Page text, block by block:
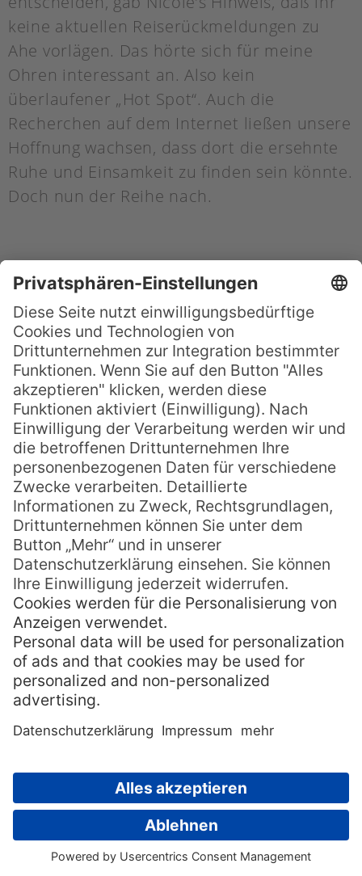
keine aktuellen Reiserückmeldungen zu
Ahe vorlägen. Das hörte sich für meine
Ohren interessant an. Also kein
überlaufener „Hot Spot“. Auch die
Recherchen auf dem Internet ließen unsere
Hoffnung wachsen, dass dort die ersehnte
Ruhe und Einsamkeit zu finden sein könnte.
Doch nun der Reihe nach.
Tikehau
Unser erstes Reiseziel hießTikehauaus
Flugverbindungsgründen. Im Nachhinein
betrachtet die richtige Wahl. Denn was
danach auf den anderen Atollen folgte, war
der reinste Traum. Tikehau mit seinen 500-
600 Einwohnern auf einer Landfläche von
2,5 km², einer Länge von 26 km und einer
Breite von 23 km war schon im Anflug mit
der kleinen Propellermaschine derAir
Tahitieine Augenweide. Herzlich mit